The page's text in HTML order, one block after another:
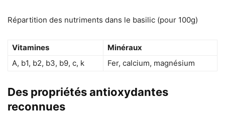
Répartition des nutriments dans le basilic (pour 100g)
Vitamines
Minéraux
A, b1, b2, b3, b9, c, k
Fer, calcium, magnésium
Des propriétés antioxydantes
reconnues